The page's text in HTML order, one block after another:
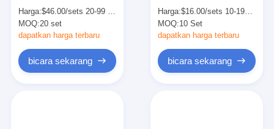
RJ45 Cat6 Port
Harga:$46.00/sets 20-99 sets
MOQ:20 set
dapatkan harga terbaru
bicara sekarang
Outlet 240V
Harga:$16.00/sets 10-199 sets
MOQ:10 Set
dapatkan harga terbaru
bicara sekarang